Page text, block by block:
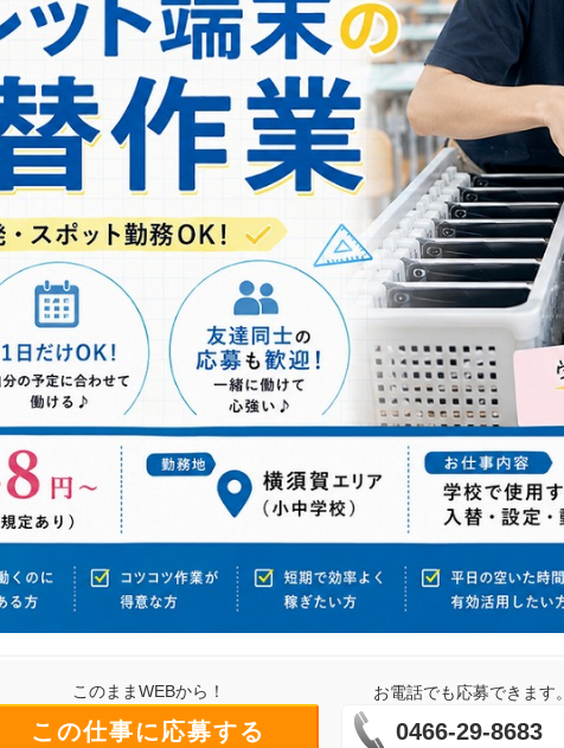
このままWEBから！
この仕事に応募する
お電話でも応募できます
0466-29-8683